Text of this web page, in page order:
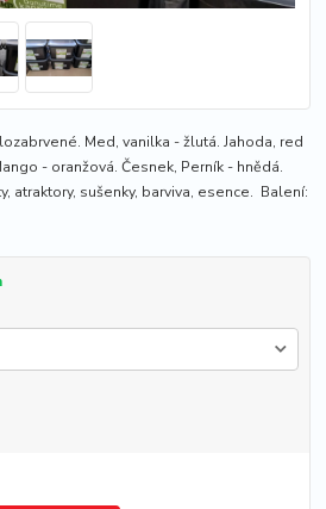
Med, vanilka - žlutá. Jahoda, red
- oranžová. Česnek, Perník - hnědá.
atraktory, sušenky, barviva, esence. Balení: